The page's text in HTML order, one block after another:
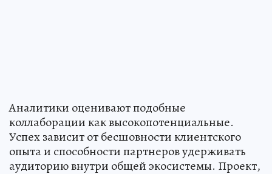
Аналитики оценивают подобные
коллаборации как высокопотенциальные.
Успех зависит от бесшовности клиентского
опыта и способности партнеров удерживать
аудиторию внутри общей экосистемы. Проект,